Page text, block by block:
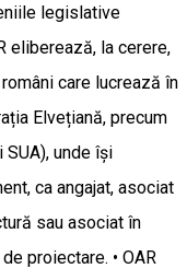
legislative
eliberează, la cerere,
care lucrează în
Elvețiană, precum
unde își
ca angajat, asociat
sau asociat în
proiectare. • OAR